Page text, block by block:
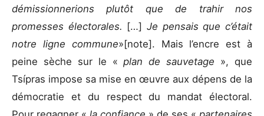
démissionnerions plutôt que de trahir nos
promesses électorales. […]Je pensais que c’était
notre ligne commune»[note]. Mais l’encre est à
peine sèche sur le «plan de sauvetage », que
Tsípras impose sa mise en œuvre aux dépens de la
démocratie et du respect du mandat électoral.